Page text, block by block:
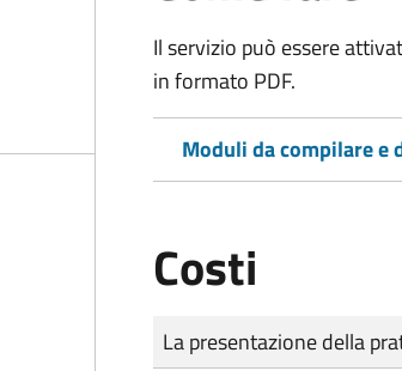
Il servizio può essere
in formato PDF.
Moduli da compilare e
Costi
Tipo di pagamento
Importo
La presentazione della